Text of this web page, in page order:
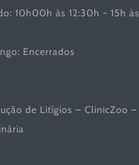
10h00h às 12:30h - 15h às
Encerrados
de Litígios – ClinicZoo –